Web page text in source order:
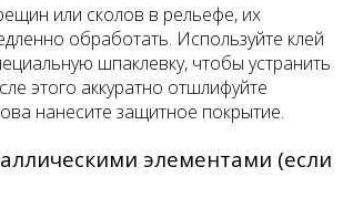
или сколов в рельефе, их
обработать. Используйте клей
шпаклевку, чтобы устранить
этого аккуратно отшлифуйте
нанесите защитное покрытие.
элементами (если